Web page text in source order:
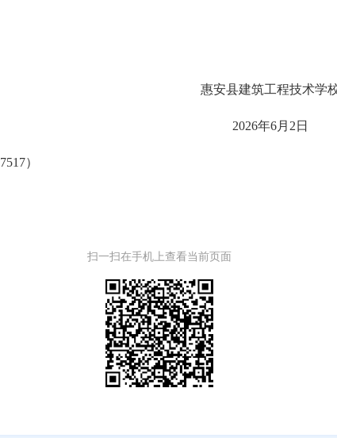
惠安县建筑工程技术学
2026年6月 2 日
）
扫一扫在手机上查看当前页面